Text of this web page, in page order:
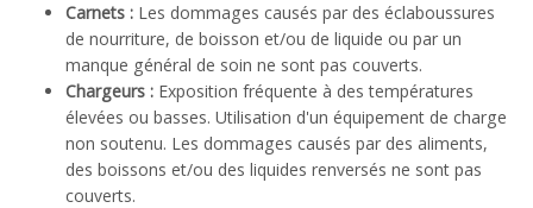
Carnets : Les dommages causés par des éclaboussures
de nourriture, de boisson et/ou de liquide ou par un
manque général de soin ne sont pas couverts.
Chargeurs : Exposition fréquente à des températures
élevées ou basses. Utilisation d'un équipement de charge
non soutenu. Les dommages causés par des aliments,
des boissons et/ou des liquides renversés ne sont pas
couverts.